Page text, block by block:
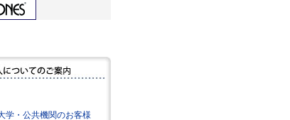
学・公共機関のお客様